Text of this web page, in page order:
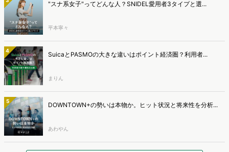
"スナ系女子"ってどんな人？SNIDEL愛用者3タイプと選...
平本寧々
4 SuicaとPASMOの大きな違いはポイント経済圏？利用者...
まりん
5 DOWNTOWN+の勢いは本物か。ヒット状況と将来性を分析...
あわやん